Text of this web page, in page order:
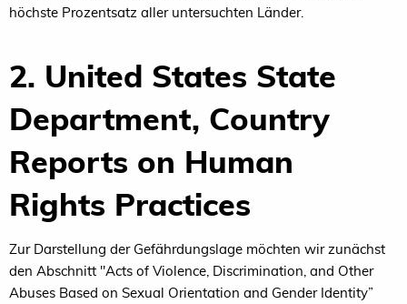
höchste Prozentsatz aller untersuchten Länder.
2. United States State
Department, Country
Reports on Human
Rights Practices
Zur Darstellung der Gefährdungslage möchten wir zunächst
den Abschnitt "Acts of Violence, Discrimination, and Other
Abuses Based on Sexual Orientation and Gender Identity”